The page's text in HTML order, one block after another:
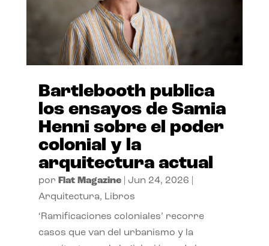
Bartlebooth publica
los ensayos de Samia
Henni sobre el poder
colonial y la
arquitectura actual
por Flat Magazine| Jun 24, 2026
Arquitectura, Libros
‘Ramificaciones coloniales’ recorre
casos que van del urbanismo y la